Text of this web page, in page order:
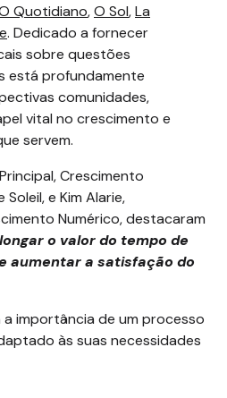
Quotidiano,O Sol,La
. Dedicado a fornecer
sobre questões
está profundamente
comunidades,
vital no crescimento e
servem.
Crescimento
e Kim Alarie,
Numérico, destacaram
o valor do tempo de
aumentar a satisfação do
a importância de um processo
às suas necessidades